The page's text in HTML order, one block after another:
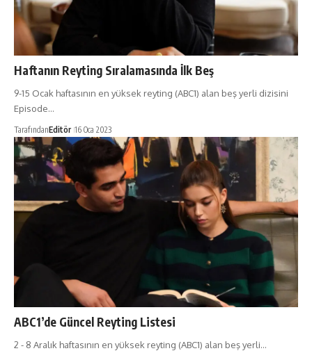
Haftanın Reyting Sıralamasında İlk Beş
9-15 Ocak haftasının en yüksek reyting (ABC1) alan beş yerli dizisini
Episode…
TarafındanEditör 16 Oca 2023
ABC1’de Güncel Reyting Listesi
2 - 8 Aralık haftasının en yüksek reyting (ABC1) alan beş yerli…